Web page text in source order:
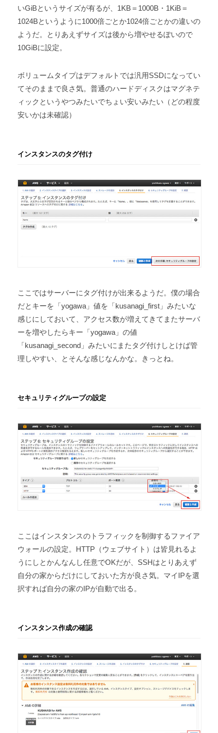
いGiBというサイズが有るが、1KB＝1000B・1KiB＝
1024Bというように1000倍ごとか1024倍ごとかの違いの
ようだ。とりあえずサイズは後から増やせるぽいので
10GiBに設定。
ボリュームタイプはデフォルトでは汎用SSDになってい
てそのままで良さ気。普通のハードディスクはマグネテ
ィックというやつみたいでちょい安いみたい（どの程度
安いかは未確認）
インスタンスのタグ付け
ここではサーバーにタグ付けが出来るようだ。僕の場合
だとキーを「yogawa」値を「kusanagi_first」みたいな
感じにしておいて、アクセス数が増えてきてまたサーバ
ーを増やしたらキー「yogawa」の値
「kusanagi_second」みたいにまたタグ付けしとけば管
理しやすい、とそんな感じなんかな。きっとね。
セキュリティグループの設定
ここはインスタンスのトラフィックを制御するファイア
ウォールの設定。HTTP（ウェブサイト）は皆見れるよ
うにしとかんなんし任意でOKだが、SSHはとりあえず
自分の家からだけにしておいた方が良さ気。マイIPを選
択すれば自分の家のIPが自動で出る。
インスタンス作成の確認